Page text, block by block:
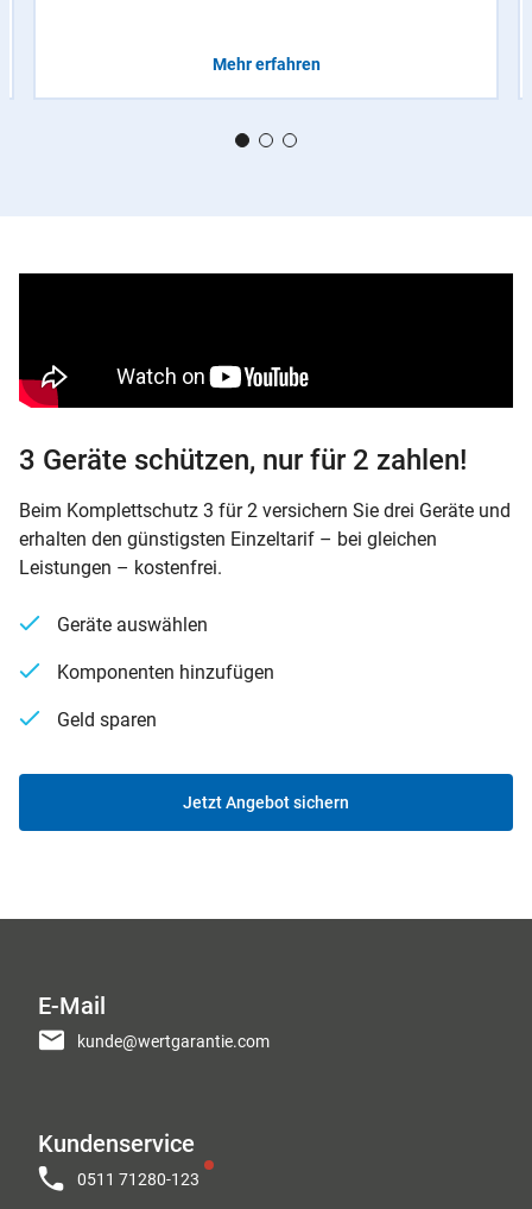
Mehr erfahren
3 Geräte schützen, nur für 2 zahlen!
Beim Komplettschutz 3 für 2 versichern Sie drei Geräte und
erhalten den günstigsten Einzeltarif – bei gleichen
Leistungen – kostenfrei.
Geräte auswählen
Komponenten hinzufügen
Geld sparen
Jetzt Angebot sichern
E-Mail
kunde@wertgarantie.com
Kundenservice
0511 71280-123